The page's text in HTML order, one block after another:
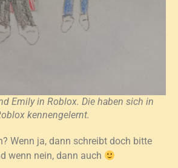
Emily in Roblox. Die haben sich in
kennengelernt.
Wenn ja, dann schreibt doch bitte
wenn nein, dann auch